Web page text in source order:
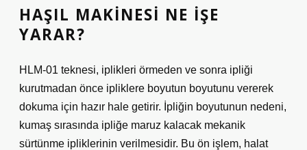
HAŞIL MAKINESI NE IŞE
YARAR?
HLM-01 teknesi, iplikleri örmeden ve sonra ipliği
kurutmadan önce ipliklere boyutun boyutunu vererek
dokuma için hazır hale getirir. İpliğin boyutunun nedeni,
kumaş sırasında ipliğe maruz kalacak mekanik
sürtünme ipliklerinin verilmesidir. Bu ön işlem, halat